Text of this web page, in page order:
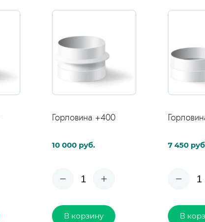
Оставить заявку
Горловина +200
7 450 руб.
1
В корзину
Крышка
7 620
1
В